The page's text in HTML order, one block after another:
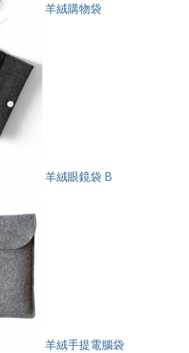
羊絨購物袋
羊絨眼鏡袋 B
羊絨手提電腦袋